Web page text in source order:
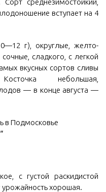
среднезимостойкий,
вступает на 4
г), округлые, желто-
сладкого, с легкой
вкусных сортов сливы
небольшая,
— в конце августа —
с густой раскидистой
урожайность хорошая.